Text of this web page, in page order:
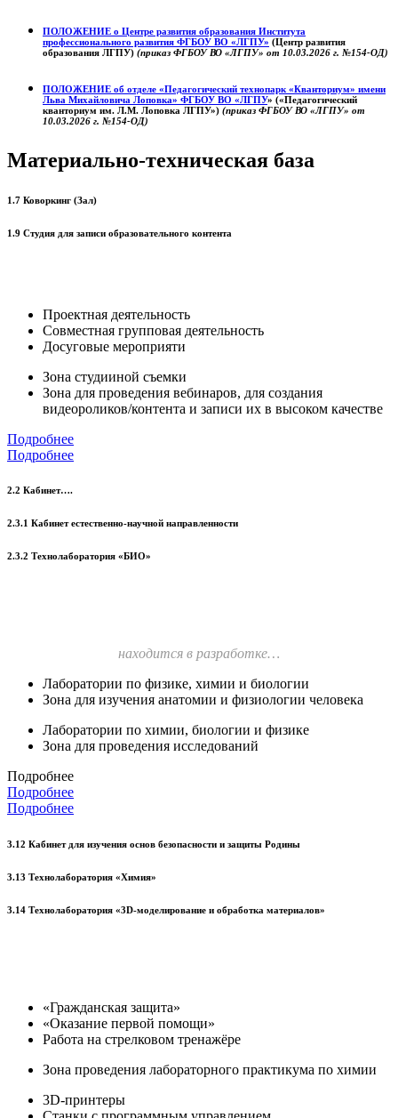
ПОЛОЖЕНИЕ о Центре развития образования Института
профессионального развития ФГБОУ ВО «ЛГПУ» (Центр развития
образования ЛГПУ) (приказ ФГБОУ ВО «ЛГПУ» от 10.03.2026 г. №154-ОД)
ПОЛОЖЕНИЕ об отделе «Педагогический технопарк «Кванториум» имени
Льва Михайловича Лоповка» ФГБОУ ВО «ЛГПУ» («Педагогический
кванториум им. Л.М. Лоповка ЛГПУ») (приказ ФГБОУ ВО «ЛГПУ» от
10.03.2026 г. №154-ОД)
Материально-техническая база
1.7 Коворкинг (Зал)
1.9 Студия для записи образовательного контента
Проектная деятельность
Совместная групповая деятельность
Досуговые мероприяти
Зона студииной съемки
Зона для проведения вебинаров, для создания
видеороликов/контента и записи их в высоком качестве
Подробнее
Подробнее
2.2 Кабинет….
2.3.1 Кабинет естественно-научной направленности
2.3.2 Технолаборатория «БИО»
находится в разработке…
Лаборатории по физике, химии и биологии
Зона для изучения анатомии и физиологии человека
Лаборатории по химии, биологии и физике
Зона для проведения исследований
Подробнее
Подробнее
Подробнее
3.12 Кабинет для изучения основ безопасности и защиты Родины
3.13 Технолаборатория «Химия»
3.14 Технолаборатория «3D-моделирование и обработка материалов»
«Гражданская защита»
«Оказание первой помощи»
Работа на стрелковом тренажёре
Зона проведения лабораторного практикума по химии
3D-принтеры